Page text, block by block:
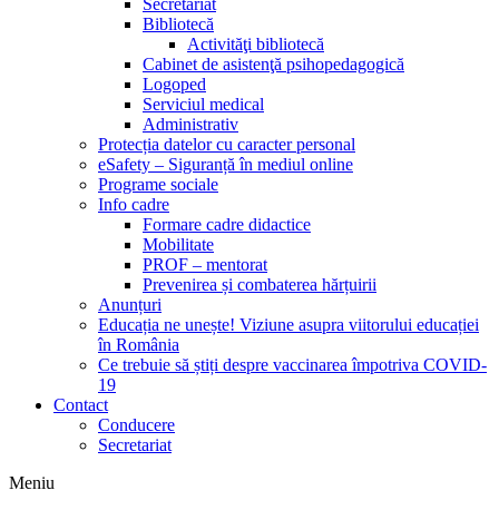
Secretariat
Bibliotecă
Activităţi bibliotecă
Cabinet de asistenţă psihopedagogică
Logoped
Serviciul medical
Administrativ
Protecția datelor cu caracter personal
eSafety – Siguranță în mediul online
Programe sociale
Info cadre
Formare cadre didactice
Mobilitate
PROF – mentorat
Prevenirea și combaterea hărțuirii
Anunțuri
Educația ne unește! Viziune asupra viitorului educației
în România
Ce trebuie să știți despre vaccinarea împotriva COVID-
19
Contact
Conducere
Secretariat
Meniu